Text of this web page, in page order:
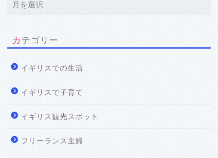
カテゴリー
イギリスでの生活
イギリスで子育て
イギリス観光スポット
フリーランス主婦